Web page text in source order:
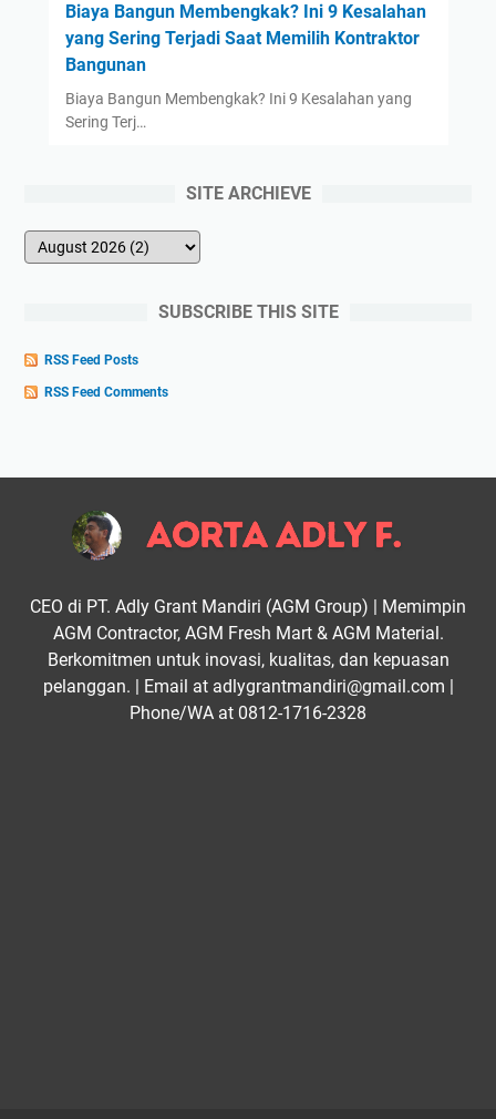
Biaya Bangun Membengkak? Ini 9 Kesalahan
yang Sering Terjadi Saat Memilih Kontraktor
Bangunan
Biaya Bangun Membengkak? Ini 9 Kesalahan yang
Sering Terj…
SITE ARCHIEVE
SUBSCRIBE THIS SITE
RSS Feed Posts
RSS Feed Comments
CEO di PT. Adly Grant Mandiri (AGM Group) | Memimpin
AGM Contractor, AGM Fresh Mart & AGM Material.
Berkomitmen untuk inovasi, kualitas, dan kepuasan
pelanggan. | Email at adlygrantmandiri@gmail.com |
Phone/WA at 0812-1716-2328